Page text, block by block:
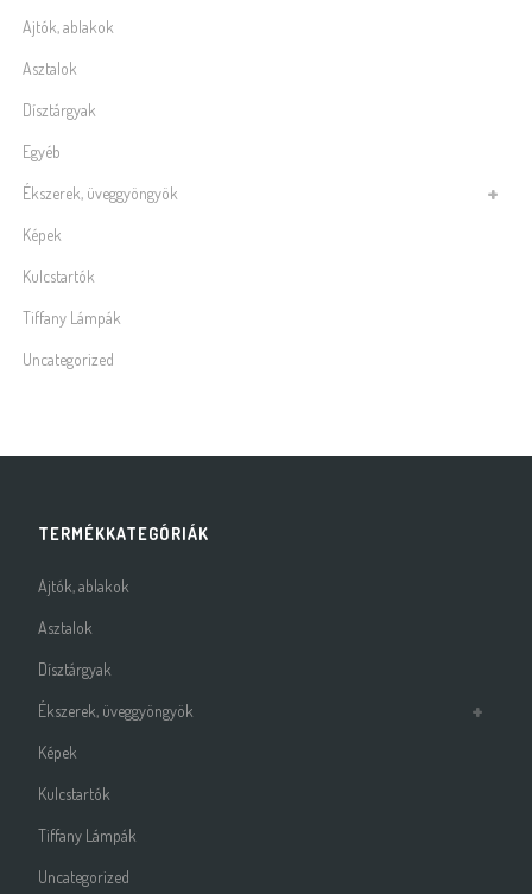
Ajtók, ablakok
Asztalok
Dísztárgyak
Egyéb
Ékszerek, üveggyöngyök
Képek
Kulcstartók
Tiffany Lámpák
Uncategorized
TERMÉKKATEGÓRIÁK
Ajtók, ablakok
Asztalok
Dísztárgyak
Ékszerek, üveggyöngyök
Képek
Kulcstartók
Tiffany Lámpák
Uncategorized